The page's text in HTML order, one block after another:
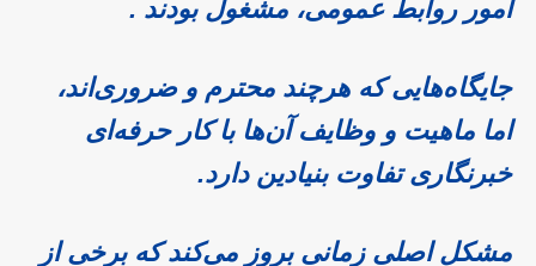
امور روابط عمومی، مشغول بودند .
جایگاه‌هایی که هرچند محترم و ضروری‌اند،
اما ماهیت و وظایف آن‌ها با کار حرفه‌ای
خبرنگاری تفاوت بنیادین دارد.
مشکل اصلی زمانی بروز می‌کند که برخی از